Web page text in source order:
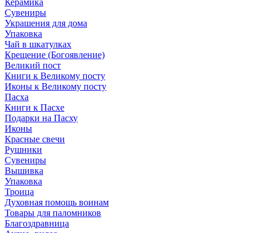
Керамика
Сувениры
Украшения для дома
Упаковка
Чай в шкатулках
Крещение (Богоявление)
Великий пост
Книги к Великому посту
Иконы к Великому посту
Пасха
Книги к Пасхе
Подарки на Пасху
Иконы
Красные свечи
Рушники
Сувениры
Вышивка
Упаковка
Троица
Духовная помощь воинам
Товары для паломников
Благоздравница